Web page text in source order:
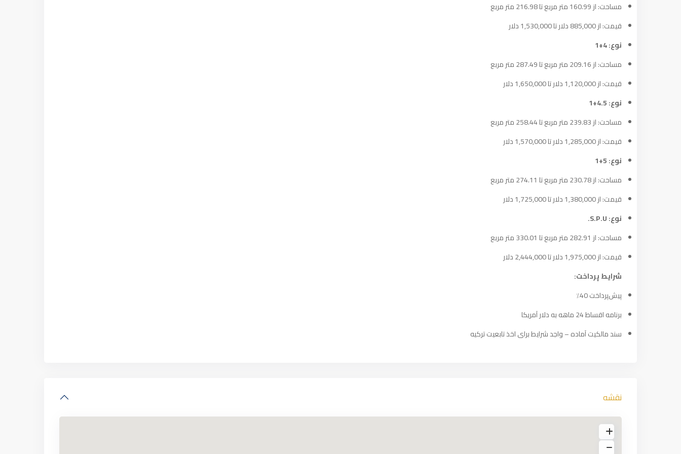
مساحت: از 160.99 متر مربع تا 216.98 متر مربع
قیمت: از 885,000 دلار تا 1,530,000 دلار
نوع: 4+1
مساحت: از 209.16 متر مربع تا 287.49 متر مربع
قیمت: از 1,120,000 دلار تا 1,650,000 دلار
نوع: 4.5+1
مساحت: از 239.83 متر مربع تا 258.44 متر مربع
قیمت: از 1,285,000 دلار تا 1,570,000 دلار
نوع: 5+1
مساحت: از 230.78 متر مربع تا 274.11 متر مربع
قیمت: از 1,380,000 دلار تا 1,725,000 دلار
نوع: S.P.U.
مساحت: از 282.91 متر مربع تا 330.01 متر مربع
قیمت: از 1,975,000 دلار تا 2,444,000 دلار
شرایط پرداخت:
پیش‌پرداخت 40٪
برنامه اقساط 24 ماهه به دلار آمریکا
سند مالکیت آماده – واجد شرایط برای اخذ تابعیت ترکیه
نقشه